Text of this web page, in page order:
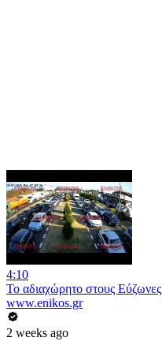
4:10
Το αδιαχώρητο στους Εύζωνες
www.enikos.gr
2 weeks ago